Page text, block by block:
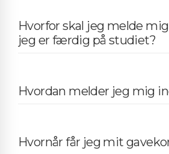
Hvorfor skal jeg melde
jeg er færdig på studiet?
Hvordan melder jeg mig
Hvornår får jeg mit